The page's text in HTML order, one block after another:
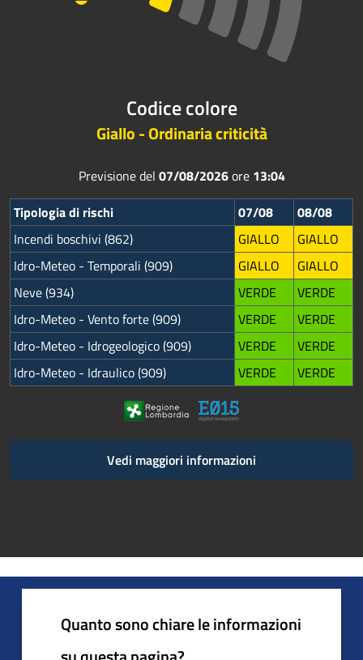
Codice colore
Giallo - Ordinaria criticità
Previsione del 07/08/2026ore 13:04
Tipologia di rischi
07/08
08/08
Incendi boschivi (862)
GIALLO
GIALLO
Idro-Meteo - Temporali (909)
GIALLO
GIALLO
Neve (934)
VERDE
VERDE
Idro-Meteo - Vento forte (909)
VERDE
VERDE
Idro-Meteo - Idrogeologico (909)
VERDE
VERDE
Idro-Meteo - Idraulico (909)
VERDE VERDE
Vedi maggiori informazioni
Quanto sono chiare le informazioni